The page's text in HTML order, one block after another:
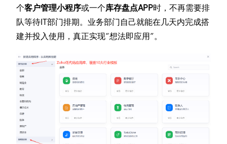
个客户管理小程序或一个库存盘点APP时，不再需要排
队等待IT部门排期。业务部门自己就能在几天内完成搭
建并投入使用，真正实现“想法即应用”。